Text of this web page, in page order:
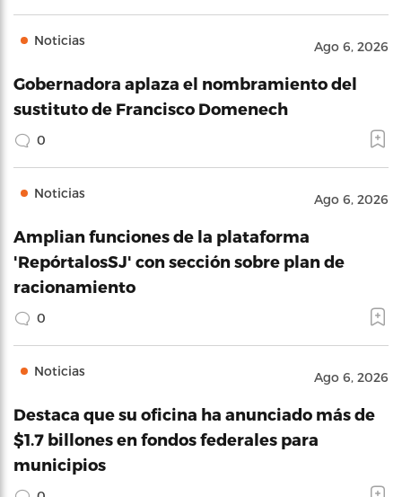
Noticias Ago 6, 2026
Gobernadora aplaza el nombramiento del
sustituto de Francisco Domenech
0
Noticias Ago 6, 2026
Amplian funciones de la plataforma
'RepórtalosSJ' con sección sobre plan de
racionamiento
0
Noticias Ago 6, 2026
Destaca que su oficina ha anunciado más de
$1.7 billones en fondos federales para
municipios